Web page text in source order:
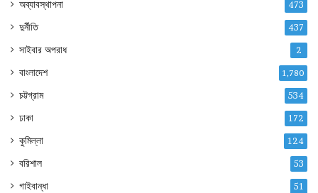
অব্যাবস্থাপনা 473
দুর্নীতি 437
সাইবার অপরাধ 2
বাংলাদেশ 1,780
চট্টগ্রাম 534
ঢাকা 172
কুমিল্লা 124
বরিশাল 53
গাইবান্ধা 51